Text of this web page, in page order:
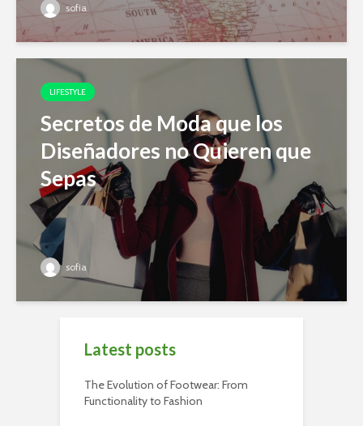
sofia
LIFESTYLE
Secretos de Moda que los
Diseñadores no Quieren que
Sepas
sofia
Latest posts
The Evolution of Footwear: From
Functionality to Fashion